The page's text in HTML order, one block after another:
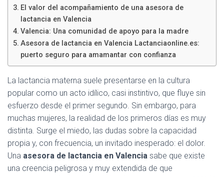
El valor del acompañamiento de una asesora de
lactancia en Valencia
Valencia: Una comunidad de apoyo para la madre
Asesora de lactancia en Valencia Lactanciaonline.es:
puerto seguro para amamantar con confianza
La lactancia materna suele presentarse en la cultura
popular como un acto idílico, casi instintivo, que fluye sin
esfuerzo desde el primer segundo. Sin embargo, para
muchas mujeres, la realidad de los primeros días es muy
distinta. Surge el miedo, las dudas sobre la capacidad
propia y, con frecuencia, un invitado inesperado: el dolor.
Una asesora de lactancia en Valencia sabe que existe
una creencia peligrosa y muy extendida de que